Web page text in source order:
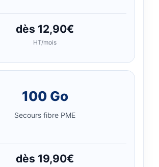
dès 12,90€
HT/mois
100 Go
Secours fibre PME
dès 19,90€